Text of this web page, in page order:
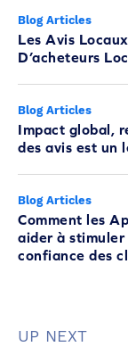
Blog Articles
Les Avis
D’acheteurs
Blog Articles
Impact global,
des avis est un
Blog Articles
Comment les
aider à
confiance des
UP NEXT